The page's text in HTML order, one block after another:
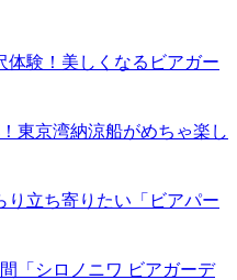
体験！美しくなるビアガー
東京湾納涼船がめちゃ楽し
り立ち寄りたい「ビアパー
「シロノニワ ビアガーデ